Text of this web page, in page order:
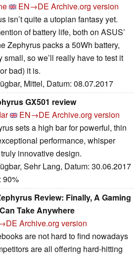
EN→DE Archive.org version
isn’t quite a utopian fantasy yet.
of battery life, both on ASUS’
Zephyrus packs a 50Wh battery,
so we’ll really have to test it
bad) it is.
Mittel, Datum: 08.07.2017
GX501 review
EN→DE Archive.org version
sets a high bar for powerful, thin
performance, whisper
innovative design.
Sehr Lang, Datum: 30.06.2017
: 90%
Review: Finally, A Gaming
Take Anywhere
Archive.org version
are not hard to find nowadays
are all offering hard-hitting